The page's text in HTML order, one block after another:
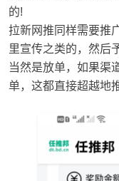
的!
拉新网推同样需要推
里宣传之类的，然后
当然是放单，如果渠
单，这都直接超越地